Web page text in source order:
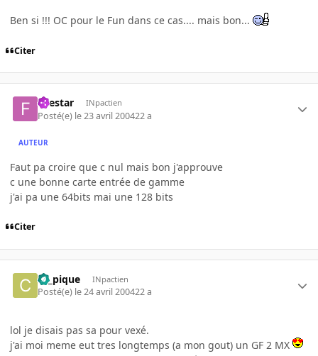
Ben si !!! OC pour le Fun dans ce cas.... mais bon...
Citer
firestar INpactien
Posté(e) le 23 avril 200422 a
AUTEUR
Faut pa croire que c nul mais bon j'approuve
c une bonne carte entrée de gamme
j'ai pa une 64bits mai une 128 bits
Citer
ca_pique INpactien
Posté(e) le 24 avril 200422 a
lol je disais pas sa pour vexé.
j'ai moi meme eut tres longtemps (a mon gout) un GF 2 MX